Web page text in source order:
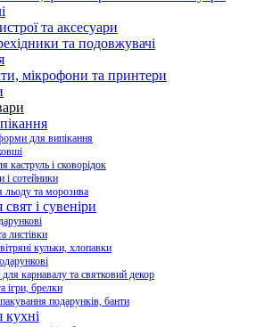
та аксесуари
та подовжувачі
мікрофони та принтери
для випікання
каструль і сковорідок
і сотейники
та морозива
і сувеніри
листівки
кульки, хлопавки
карнавалу та святковий декор
ігри, брелки
подарунків, банти
кухні